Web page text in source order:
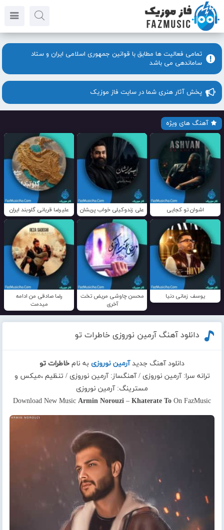
تمامی فعالیت ها مطابق با قوانین جمهوری اسلامی ایران و ستاد
ساماندهی می باشد
پخش آثار هنری شما در سایت فاز موزیک
آهنگ های ویژه
اشوان تو کجایی علی زندوکیلی خواب پریشان علیرضا قربانی گلوبند ایران
یوسف زمانی دنیا
محسن چاوشی مریض تخت
آخری
رضا صادقی من ادامه
میدمت
دانلود آهنگ آرمین نوروزی خاطرات تو
دانلود آهنگ جدیدآرمین نوروزی به نام خاطرات تو
ترانه سرا: آرمین نوروزی / آهنگساز: آرمین نوروزی / تنظیم ،میکس و
مسترینگ: آرمین نوروزی
Download New Music Armin Norouzi – Khaterate To On FazMusic